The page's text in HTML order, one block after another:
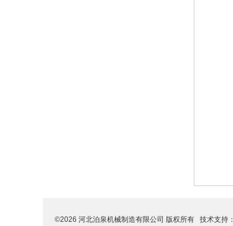
©2026 河北泊泉机械制造有限公司 版权所有 技术支持：